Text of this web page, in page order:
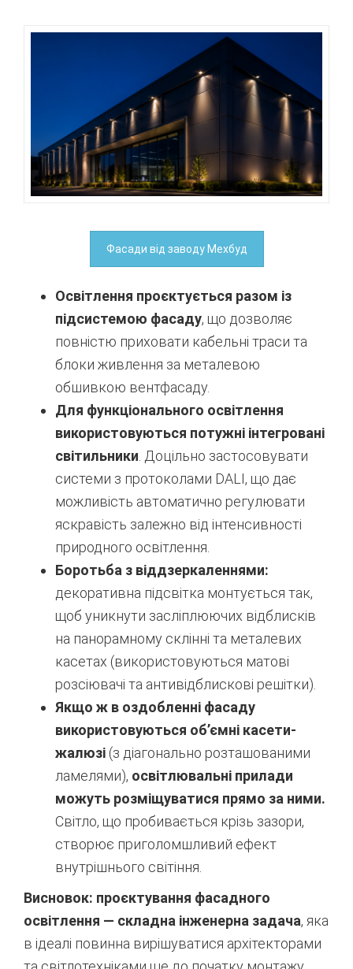
Фасади від заводу Мехбуд
Освітлення проєктується разом із
підсистемою фасаду, що дозволяє
повністю приховати кабельні траси та
блоки живлення за металевою
обшивкою вентфасаду.
Для функціонального освітлення
використовуються потужні інтегровані
світильники . Доцільно застосовувати
системи з протоколами DALI, що дає
можливість автоматично регулювати
яскравість залежно від інтенсивності
природного освітлення.
Боротьба з віддзеркаленнями:
декоративна підсвітка монтується так,
щоб уникнути засліплюючих відблисків
на панорамному склінні та металевих
касетах (використовуються матові
розсіювачі та антивідблискові решітки).
Якщо ж в оздобленні фасаду
використовуються об’ємні касети-
жалюзі (з діагонально розташованими
ламелями), освітлювальні прилади
можуть розміщуватися прямо за ними.
Світло, що пробивається крізь зазори,
створює приголомшливий ефект
внутрішнього світіння.
Висновок: проєктування фасадного
освітлення — складна інженерна задача, яка
в ідеалі повинна вирішуватися архітекторами